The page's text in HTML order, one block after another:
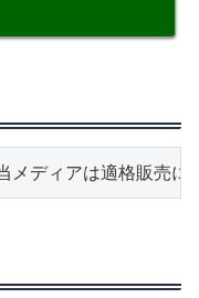
メディアは適格販売に